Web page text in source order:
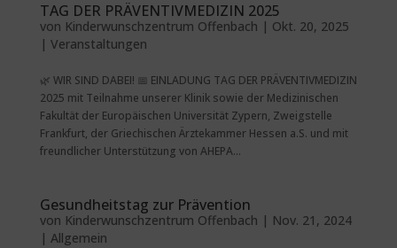
TAG DER PRÄVENTIVMEDIZIN 2025
von Kinderwunschzentrum Offenbach | Okt. 20, 2025
| Veranstaltungen
🌿 WIR SIND DABEI! 📅 EINLADUNG TAG DER PRÄVENTIVMEDIZIN
2025 mit Teilnahme unserer Klinik sowie der Medizinischen
Fakultät der Europäischen Universität Zypern, Zweigstelle
Frankfurt, der Griechischen Ärztekammer Hessen a.S. und mit
freundlicher Unterstützung von AHEPA...
Gesundheitstag zur Prävention
von Kinderwunschzentrum Offenbach | Nov. 21, 2024
| Allgemein